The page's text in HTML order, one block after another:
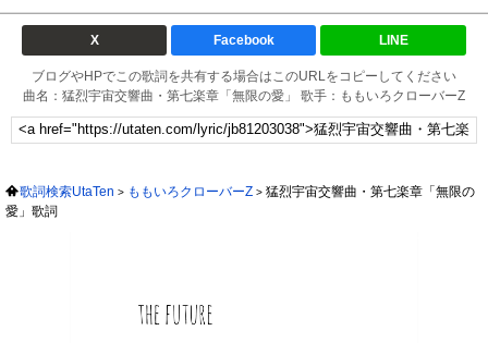
X Facebook LINE
ブログやHPでこの歌詞を共有する場合はこのURLをコピーしてください
曲名：猛烈宇宙交響曲・第七楽章「無限の愛」 歌手：ももいろクローバーZ
歌詞検索UtaTen ももいろクローバーZ
猛烈宇宙交響曲・第七楽章「無限の
愛」歌詞